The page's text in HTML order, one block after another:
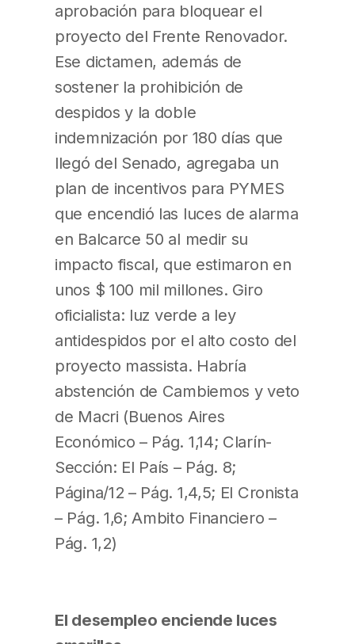
aprobación para bloquear el
proyecto del Frente Renovador.
Ese dictamen, además de
sostener la prohibición de
despidos y la doble
indemnización por 180 días que
llegó del Senado, agregaba un
plan de incentivos para PYMES
que encendió las luces de alarma
en Balcarce 50 al medir su
impacto fiscal, que estimaron en
unos $ 100 mil millones. Giro
oficialista: luz verde a ley
antidespidos por el alto costo del
proyecto massista. Habría
abstención de Cambiemos y veto
de Macri (Buenos Aires
Económico – Pág. 1,14; Clarín-
Sección: El País – Pág. 8;
Página/12 – Pág. 1,4,5; El Cronista
– Pág. 1,6; Ambito Financiero –
Pág. 1,2)
El desempleo enciende luces